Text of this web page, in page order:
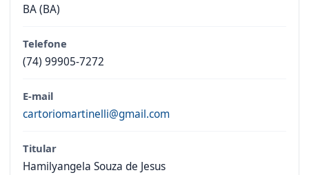
BA (BA)
Telefone
(74) 99905-7272
E-mail
cartoriomartinelli@gmail.com
Titular
Hamilyangela Souza de Jesus